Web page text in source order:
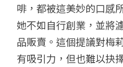
啡，都被這美妙的口感
她不如自行創業，並將
品販賣。這個提議對梅
有吸引力，但也難以抉